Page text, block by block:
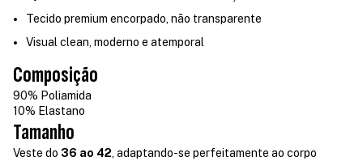
Tecido premium encorpado, não transparente
Visual clean, moderno e atemporal
Composição
90% Poliamida
10% Elastano
Tamanho
Veste do 36 ao 42, adaptando-se perfeitamente ao corpo